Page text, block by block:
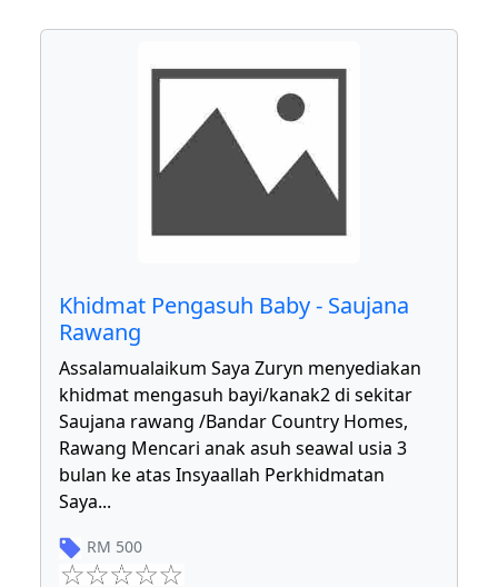
Khidmat Pengasuh Baby - Saujana
Rawang
Assalamualaikum Saya Zuryn menyediakan
khidmat mengasuh bayi/kanak2 di sekitar
Saujana rawang /Bandar Country Homes,
Rawang Mencari anak asuh seawal usia 3
bulan ke atas Insyaallah Perkhidmatan
Saya...
RM 500